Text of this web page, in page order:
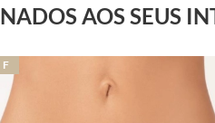
AOS SEUS